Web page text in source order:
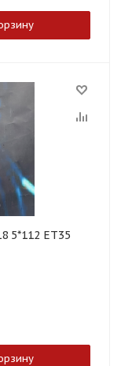
5*112 ET35